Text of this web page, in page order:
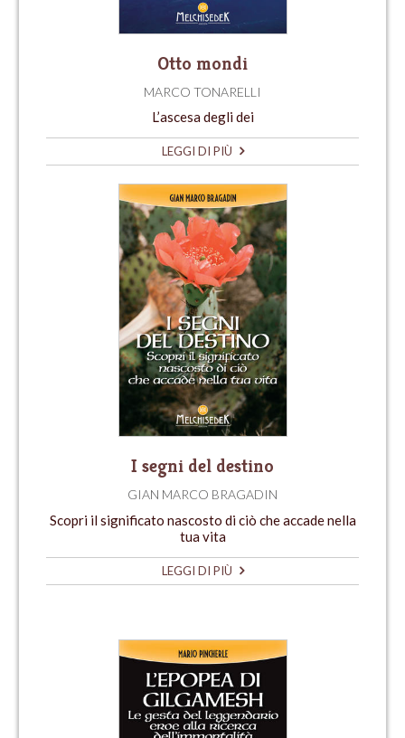
Otto mondi
MARCO TONARELLI
L’ascesa degli dei
LEGGI DI PIÙ
I segni del destino
GIAN MARCO BRAGADIN
Scopri il significato nascosto di ciò che accade nella
tua vita
LEGGI DI PIÙ